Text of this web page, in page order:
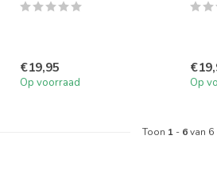
€19,95
Op voorraad Op
Toon 1 - 6van 6